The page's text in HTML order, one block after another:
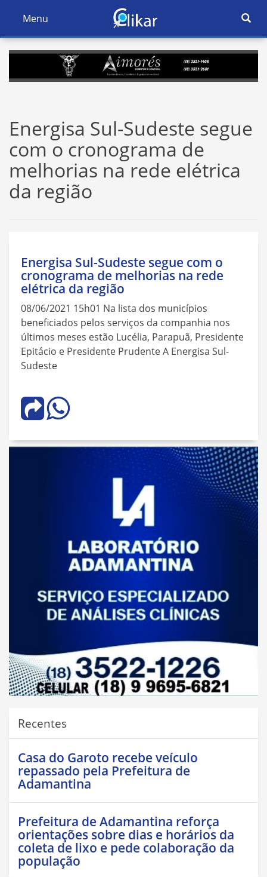
Ativar
Navegação
Menu
Ativar
Energisa Sul-Sudeste segue
com o cronograma de
melhorias na rede elétrica
da região
Energisa Sul-Sudeste segue com o
cronograma de melhorias na rede
elétrica da região
08/06/2021 15h01 Na lista dos municípios
beneficiados pelos serviços da companhia nos
últimos meses estão Lucélia, Parapuã, Presidente
Epitácio e Presidente Prudente A Energisa Sul-
Sudeste
Recentes
Casa do Garoto recebe veículo
repassado pela Prefeitura de
Adamantina
Prefeitura de Adamantina reforça
orientações sobre dias e horários da
coleta de lixo e pede colaboração da
população